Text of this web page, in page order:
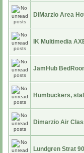
DiMarzio Area
IK Multimedia
JamHub
Humbuckers,
Dimarzio Air
Lundgren Strat